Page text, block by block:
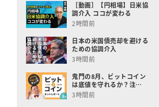
［動画］【円相場】日米協
調介入 ココが変わる
2時間前
日本の米国債売却を避ける
ための協調介入
3時間前
鬼門の8月、ビットコイン
は底値を守れるか？注…
3時間前